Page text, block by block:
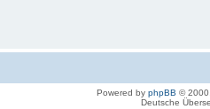
Powered by phpBB ©
Deutsche